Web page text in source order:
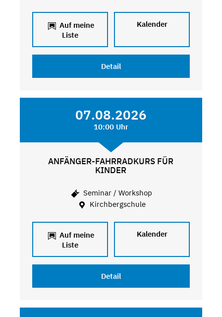
Auf meine
Liste
Kalender
Detail
07.08.2026
10:00 Uhr
ANFÄNGER-FAHRRADKURS FÜR
KINDER
Seminar / Workshop
Kirchbergschule
Auf meine
Liste
Kalender
Detail